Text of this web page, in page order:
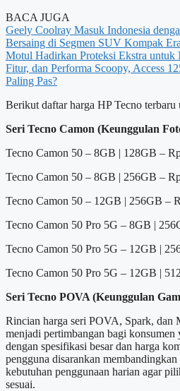
BACA JUGA
Geely Coolray Masuk Indonesia
Bersaing di Segmen SUV Kompak
Motul Hadirkan Proteksi Ekstra untuk
Fitur, dan Performa Scoopy, Access
Paling Pas?
Berikut daftar harga HP Tecno
Seri Tecno Camon (Keunggulan
Tecno Camon 50 – 8GB | 128GB –
Tecno Camon 50 – 8GB | 256GB –
Tecno Camon 50 – 12GB | 256GB –
Tecno Camon 50 Pro 5G – 8GB |
Tecno Camon 50 Pro 5G – 12GB |
Tecno Camon 50 Pro 5G – 12GB |
Seri Tecno POVA (Keunggulan
Rincian harga seri POVA, Spark, dan
menjadi pertimbangan bagi konsumen
dengan spesifikasi besar dan harga
pengguna disarankan
kebutuhan penggunaan harian agar
sesuai.